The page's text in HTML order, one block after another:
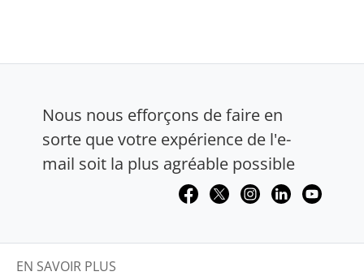
Nous nous efforçons de faire en
sorte que votre expérience de l'e-
mail soit la plus agréable possible
EN SAVOIR PLUS